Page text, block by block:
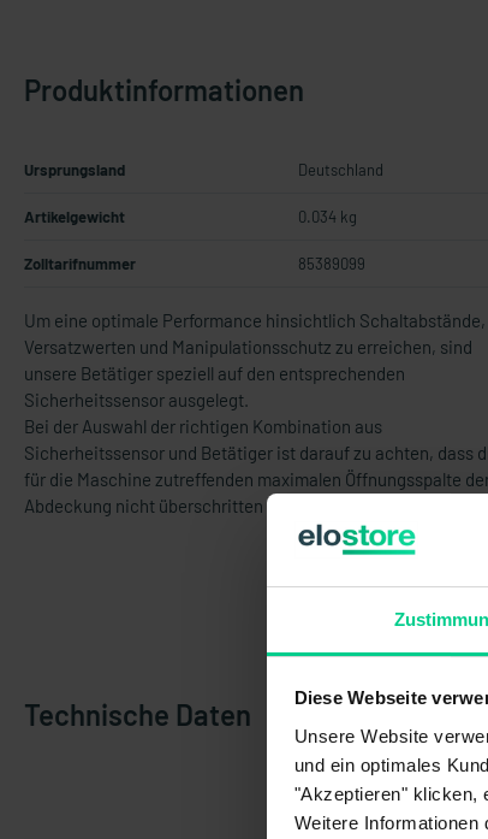
Diese Webseite
Unsere Website
und ein optimales
"Akzeptieren" klicken,
Weitere Informationen
Produktinformationen
Ursprungsland Deutschland
Artikelgewicht 0.034 kg
Zolltarifnummer 85389099
Um eine optimale Performance hinsichtlich Schaltabstände,
Versatzwerten und Manipulationsschutz zu erreichen, sind
unsere Betätiger speziell auf den entsprechenden
Sicherheitssensor ausgelegt.
Bei der Auswahl der richtigen Kombination aus
Sicherheitssensor und Betätiger ist darauf zu achten, dass
für die Maschine zutreffenden maximalen Öffnungsspalte
Abdeckung nicht überschritten werden.
Technische Daten